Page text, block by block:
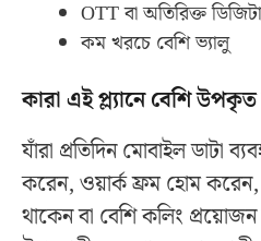
OTT বা অতিরিক্ত
কম খরচে বেশি ভ্যালু
কারা এই প্ল্যানে বেশি
যাঁরা প্রতিদিন মোবাইল ডাটা
করেন, ওয়ার্ক ফ্রম হোম
থাকেন বা বেশি কলিং